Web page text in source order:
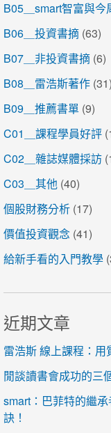
B05＿smart智富與今
B06＿投資書摘 (63)
B07＿非投資書摘 (6)
B08＿雷浩斯著作 (31)
B09＿推薦書單 (9)
C01＿課程學員好評
C02＿雜誌媒體採訪
C03＿其他 (40)
個股財務分析 (17)
價值投資觀念 (41)
給新手看的入門教學
近期文章
雷浩斯 線上課程：用
閒談讀書會成功的三
smart：巴菲特的繼
訣！